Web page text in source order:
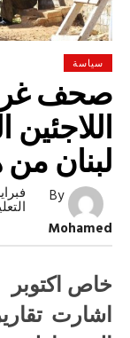
سياسة
صحف
لبنان من
By
Mohamed
فبراير 26, 2020, 17:20 م
خاص اكتوبر
اشارت